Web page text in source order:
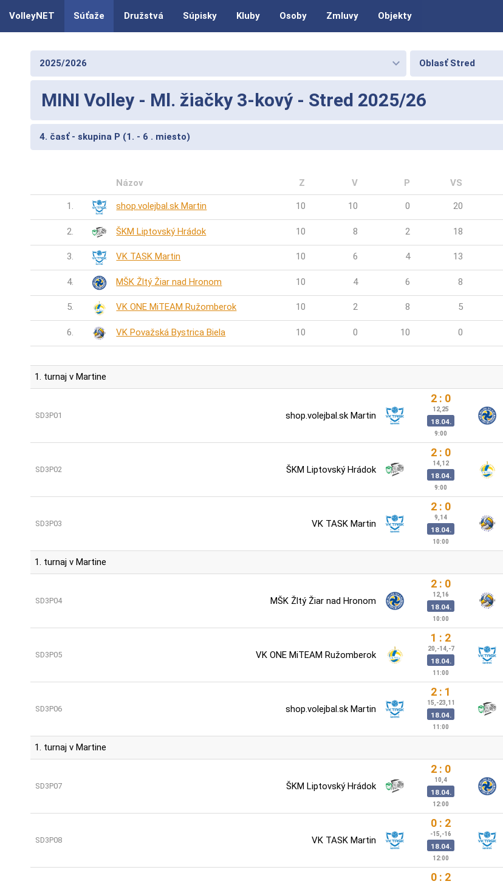
VolleyNET Súťaže Družstvá Súpisky Kluby Osoby Zmluvy Objekty
2025/2026 keyboard_arrow_down Oblasť Stred
MINI Volley - Ml. žiačky 3-kový - Stred 2025/26
4. časť - skupina P (1. - 6 . miesto)
Názov Z V P VS
1. shop.volejbal.sk Martin 10 10 0 20
2. ŠKM Liptovský Hrádok 10 8 2 18
3. VK TASK Martin 10 6 4 13
4. MŠK Žltý Žiar nad Hronom 10 4 6 8
5. VK ONE MiTEAM Ružomberok 10 2 8 5
6. VK Považská Bystrica Biela 10 0 10 0
1. turnaj v Martine
SD3P01 shop.volejbal.sk Martin
2 : 0
12,25
18.04.
9:00
SD3P02 ŠKM Liptovský Hrádok
2 : 0
14,12
18.04.
9:00
SD3P03 VK TASK Martin
2 : 0
9,14
18.04.
10:00
1. turnaj v Martine
SD3P04 MŠK Žltý Žiar nad Hronom
2 : 0
12,16
18.04.
10:00
SD3P05 VK ONE MiTEAM Ružomberok
1 : 2
20,-14,-7
18.04.
11:00
SD3P06 shop.volejbal.sk Martin
2 : 1
15,-23,11
18.04.
11:00
1. turnaj v Martine
SD3P07 ŠKM Liptovský Hrádok
2 : 0
10,4
18.04.
12:00
SD3P08 VK TASK Martin
0 : 2
-15,-16
18.04.
12:00
0 : 2